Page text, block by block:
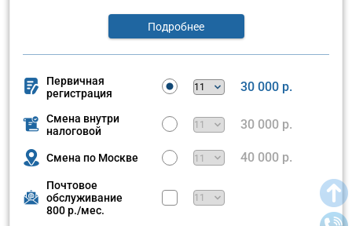
Подробнее
Первичная
регистрация
30 000 р.
Смена внутри
налоговой
30 000 р.
Смена по Москве 40 000 р.
Почтовое
обслуживание
800 р./мес.